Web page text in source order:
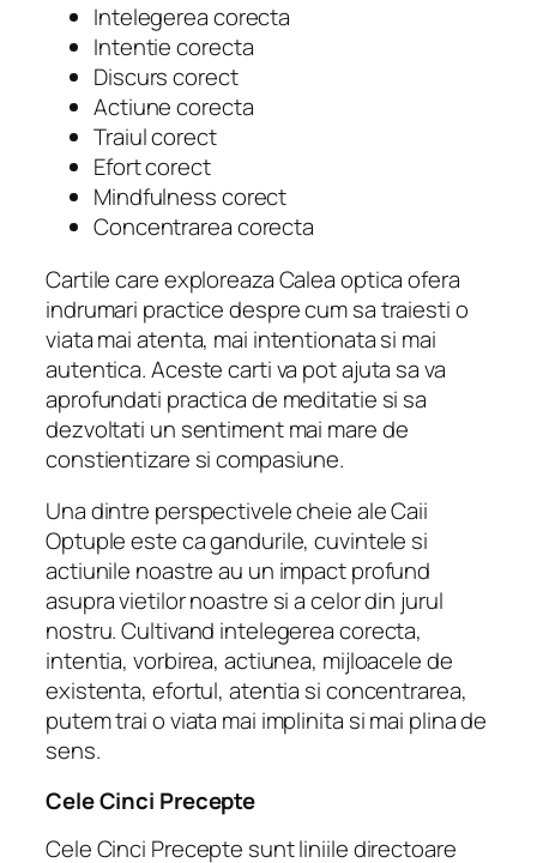
Intelegerea corecta
Intentie corecta
Discurs corect
Actiune corecta
Traiul corect
Efort corect
Mindfulness corect
Concentrarea corecta
Cartile care exploreaza Calea optica ofera
indrumari practice despre cum sa traiesti o
viata mai atenta, mai intentionata si mai
autentica. Aceste carti va pot ajuta sa va
aprofundati practica de meditatie si sa
dezvoltati un sentiment mai mare de
constientizare si compasiune.
Una dintre perspectivele cheie ale Caii
Optuple este ca gandurile, cuvintele si
actiunile noastre au un impact profund
asupra vietilor noastre si a celor din jurul
nostru. Cultivand intelegerea corecta,
intentia, vorbirea, actiunea, mijloacele de
existenta, efortul, atentia si concentrarea,
putem trai o viata mai implinita si mai plina de
sens.
Cele Cinci Precepte
Cele Cinci Precepte sunt liniile directoare